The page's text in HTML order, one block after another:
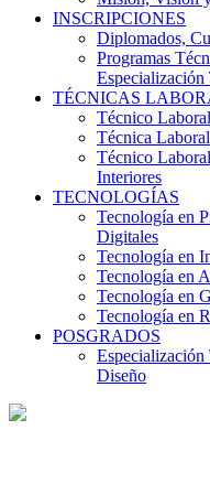
INSCRIPCIONES
Diplomados,
Programas
Especialización
TÉCNICAS
Técnico
Técnica
Técnico
Interiores
TECNOLOGÍAS
Tecnología en
Digitales
Tecnología en
Tecnología en
Tecnología en
Tecnología en
POSGRADOS
Especialización
Diseño